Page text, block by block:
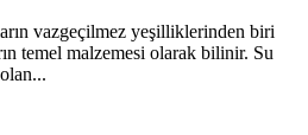
vazgeçilmez yeşilliklerinden biri
temel malzemesi olarak bilinir. Su